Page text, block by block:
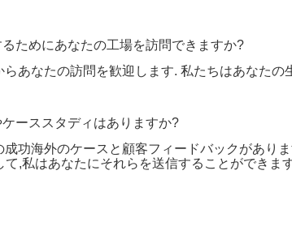
ためにあなたの工場を訪問できますか?
あなたの訪問を歓迎します. 私たちはあなた
ーススタディはありますか?
功海外のケースと顧客フィードバックがあり
,私はあなたにそれらを送信することができま